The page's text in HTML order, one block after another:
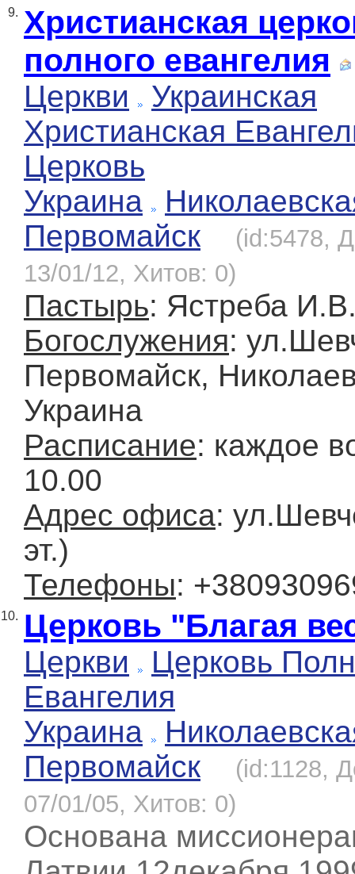
9. Христианская
полного евангелия
Церкви
Украинская
Христианская
Церковь
Украина
Первомайск
(id:5478,
13/01/12, Хитов: 0)
Пастырь: Ястреба
Богослужения:
Первомайск,
Украина
Расписание: каждое
10.00
Адрес офиса:
эт.)
Телефоны:
10. Церковь "Благая
Церкви
Церковь
Евангелия
Украина
Первомайск
(id:1128,
07/01/05, Хитов: 0)
Основана